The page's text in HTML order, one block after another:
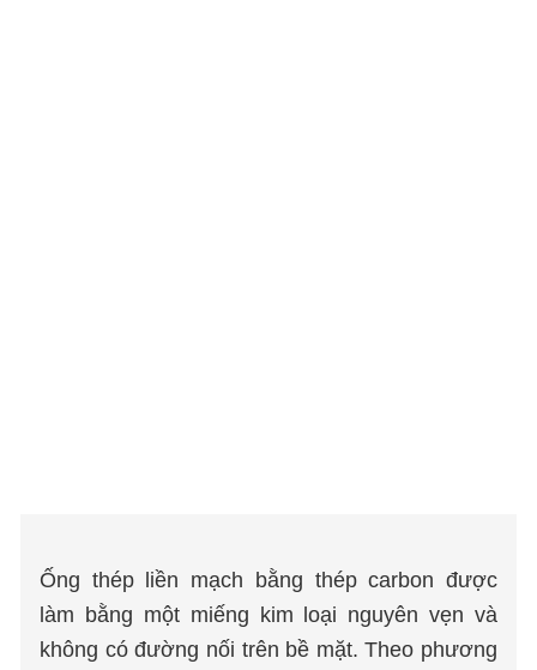
Ống thép liền mạch bằng thép carbon được
làm bằng một miếng kim loại nguyên vẹn và
không có đường nối trên bề mặt. Theo phương